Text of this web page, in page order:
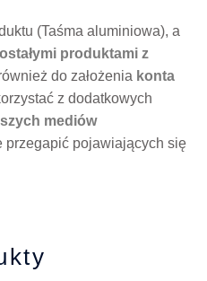
(Taśma aluminiowa), a
produktami z
do założenia konta
z dodatkowych
mediów
przegapić pojawiających się